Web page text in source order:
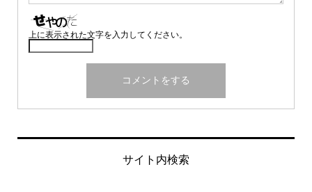
上に表示された文字を入力してください。
サイト内検索